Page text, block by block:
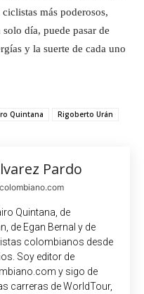
más poderosos,
día, puede pasar de
y la suerte de cada uno
Quintana
Rigoberto Urán
Pardo
Quintana, de
de Egan Bernal y de
colombianos desde
Soy editor de
y sigo de
carreras de WorldTour,